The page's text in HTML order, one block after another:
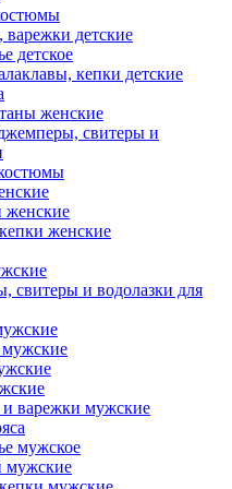
варежки детские
детское
кепки детские
женские
свитеры и
женские
женские
свитеры и водолазки для
варежки мужские
мужское
мужские